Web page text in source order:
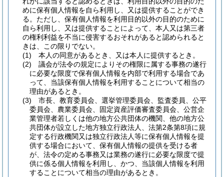
めに保有個人情報を自ら利用し、又は提供することができ
る。 ただし、保有個人情報を利用目的以外の目的のために
自ら利用し、又は提供することによって、本人又は第三者
の権利利益を不当に侵害するおそれがあると認められると
きは、この限りでない。
(1)
本人の同意があるとき、又は本人に提供するとき。
(2)
議会が法令の規定によりその権限に属する事務の遂行
に必要な限度で保有個人情報を内部で利用する場合であ
って、当該保有個人情報を利用することについて相当の
理由があるとき。
(3)
市長、教育委員会、選挙管理委員会、監査委員、公平
委員会、農業委員会、固定資産評価審査委員会、公営企
業管理者若しくは他の地方公共団体の機関、他の地方公
共団体が設立した地方独立行政法人、法第2条第8項に規
定する行政機関又は独立行政法人等に保有個人情報を提
供する場合において、保有個人情報の提供を受ける者
が、法令の定める事務又は業務の遂行に必要な限度で提
供に係る個人情報を利用し、かつ、当該個人情報を利用
することについて相当の理由があるとき。